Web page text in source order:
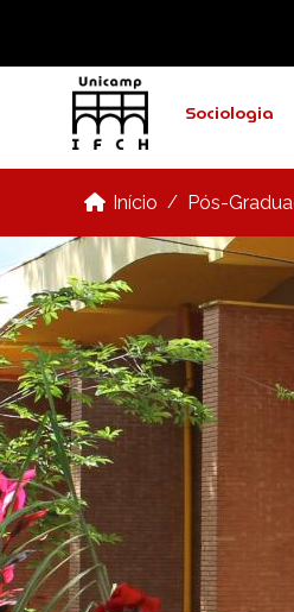
Sociologia
Início Pós-